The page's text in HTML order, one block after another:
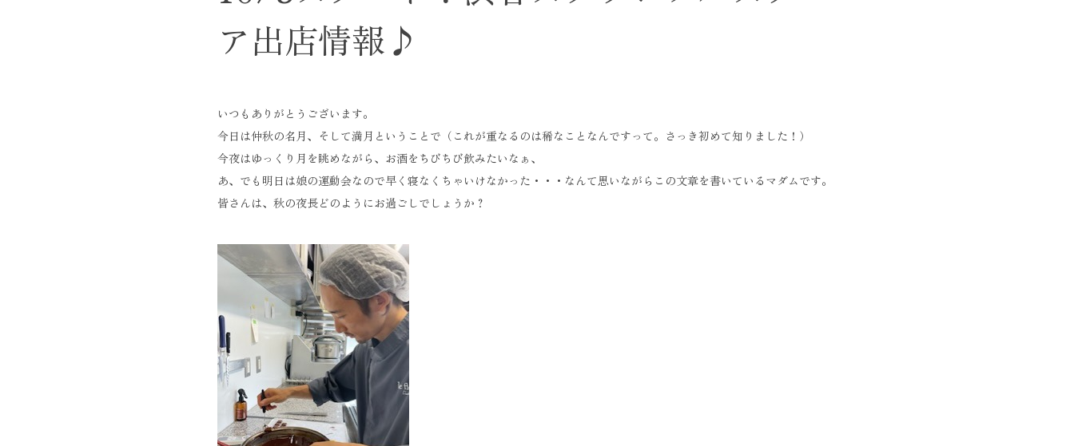
ア出店情報♪
いつもありがとうございます。
今日は仲秋の名月、そして満月ということで（これが重なるのは稀なことなんですって。さっき初めて知りました！）
今夜はゆっくり月を眺めながら、お酒をちびちび飲みたいなぁ、
あ、でも明日は娘の運動会なので早く寝なくちゃいけなかった・・・なんて思いながらこの文章を書いているマダムです。
皆さんは、秋の夜長どのようにお過ごしでしょうか？